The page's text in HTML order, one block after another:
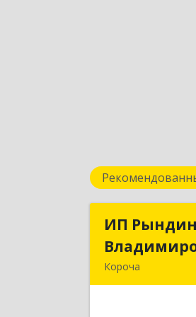
ИП
Короча
ИП